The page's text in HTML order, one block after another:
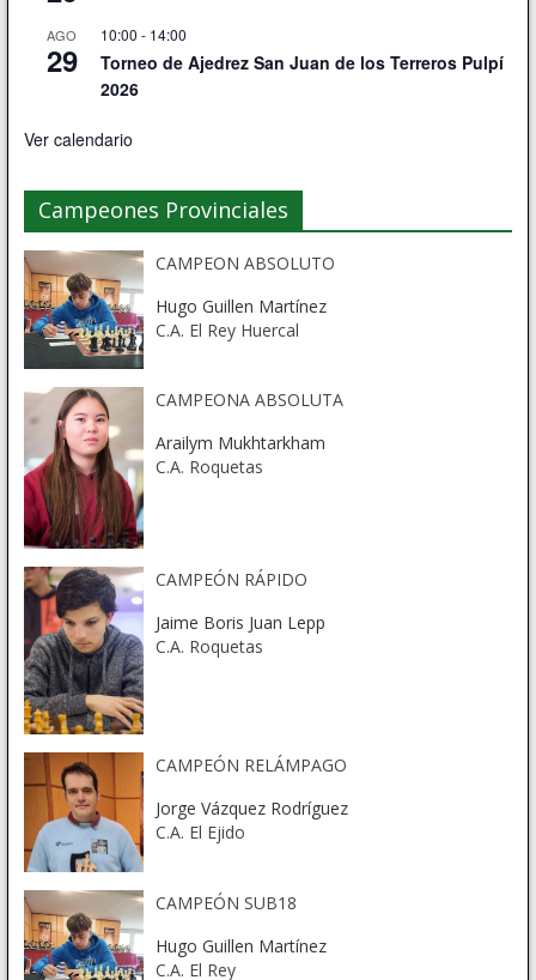
AGO
29
10:00 - 14:00
Torneo de Ajedrez San Juan de los Terreros Pulpí
2026
Ver calendario
Campeones Provinciales
CAMPEON ABSOLUTO
Hugo Guillen Martínez
C.A. El Rey Huercal
CAMPEONA ABSOLUTA
Arailym Mukhtarkham
C.A. Roquetas
CAMPEÓN RÁPIDO
Jaime Boris Juan Lepp
C.A. Roquetas
CAMPEÓN RELÁMPAGO
Jorge Vázquez Rodríguez
C.A. El Ejido
CAMPEÓN SUB18
Hugo Guillen Martínez
C.A. El Rey